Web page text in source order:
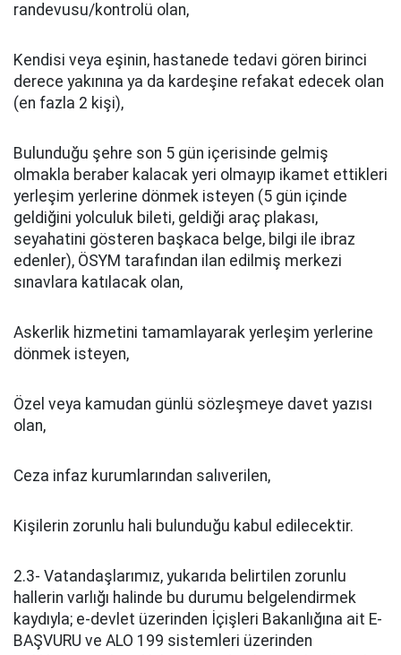
randevusu/kontrolü olan,
Kendisi veya eşinin, hastanede tedavi gören birinci
derece yakınına ya da kardeşine refakat edecek olan
(en fazla 2 kişi),
Bulunduğu şehre son 5 gün içerisinde gelmiş
olmakla beraber kalacak yeri olmayıp ikamet ettikleri
yerleşim yerlerine dönmek isteyen (5 gün içinde
geldiğini yolculuk bileti, geldiği araç plakası,
seyahatini gösteren başkaca belge, bilgi ile ibraz
edenler), ÖSYM tarafından ilan edilmiş merkezi
sınavlara katılacak olan,
Askerlik hizmetini tamamlayarak yerleşim yerlerine
dönmek isteyen,
Özel veya kamudan günlü sözleşmeye davet yazısı
olan,
Ceza infaz kurumlarından salıverilen,
Kişilerin zorunlu hali bulunduğu kabul edilecektir.
2.3- Vatandaşlarımız, yukarıda belirtilen zorunlu
hallerin varlığı halinde bu durumu belgelendirmek
kaydıyla; e-devlet üzerinden İçişleri Bakanlığına ait E-
BAŞVURU ve ALO 199 sistemleri üzerinden